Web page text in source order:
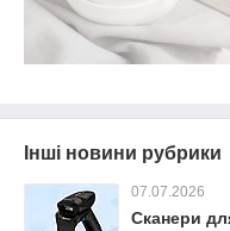
Інші новини рубрики
07.07.2026
Сканери